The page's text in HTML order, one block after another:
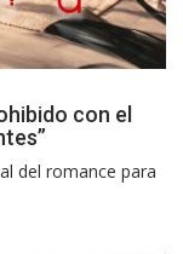
con el
del romance para